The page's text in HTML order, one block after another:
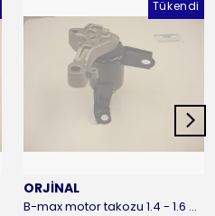
Tükendi
ORJİNAL
B-max motor takozu 1.4 - 1.6 benzinli 2012-2016 ORJİNAL